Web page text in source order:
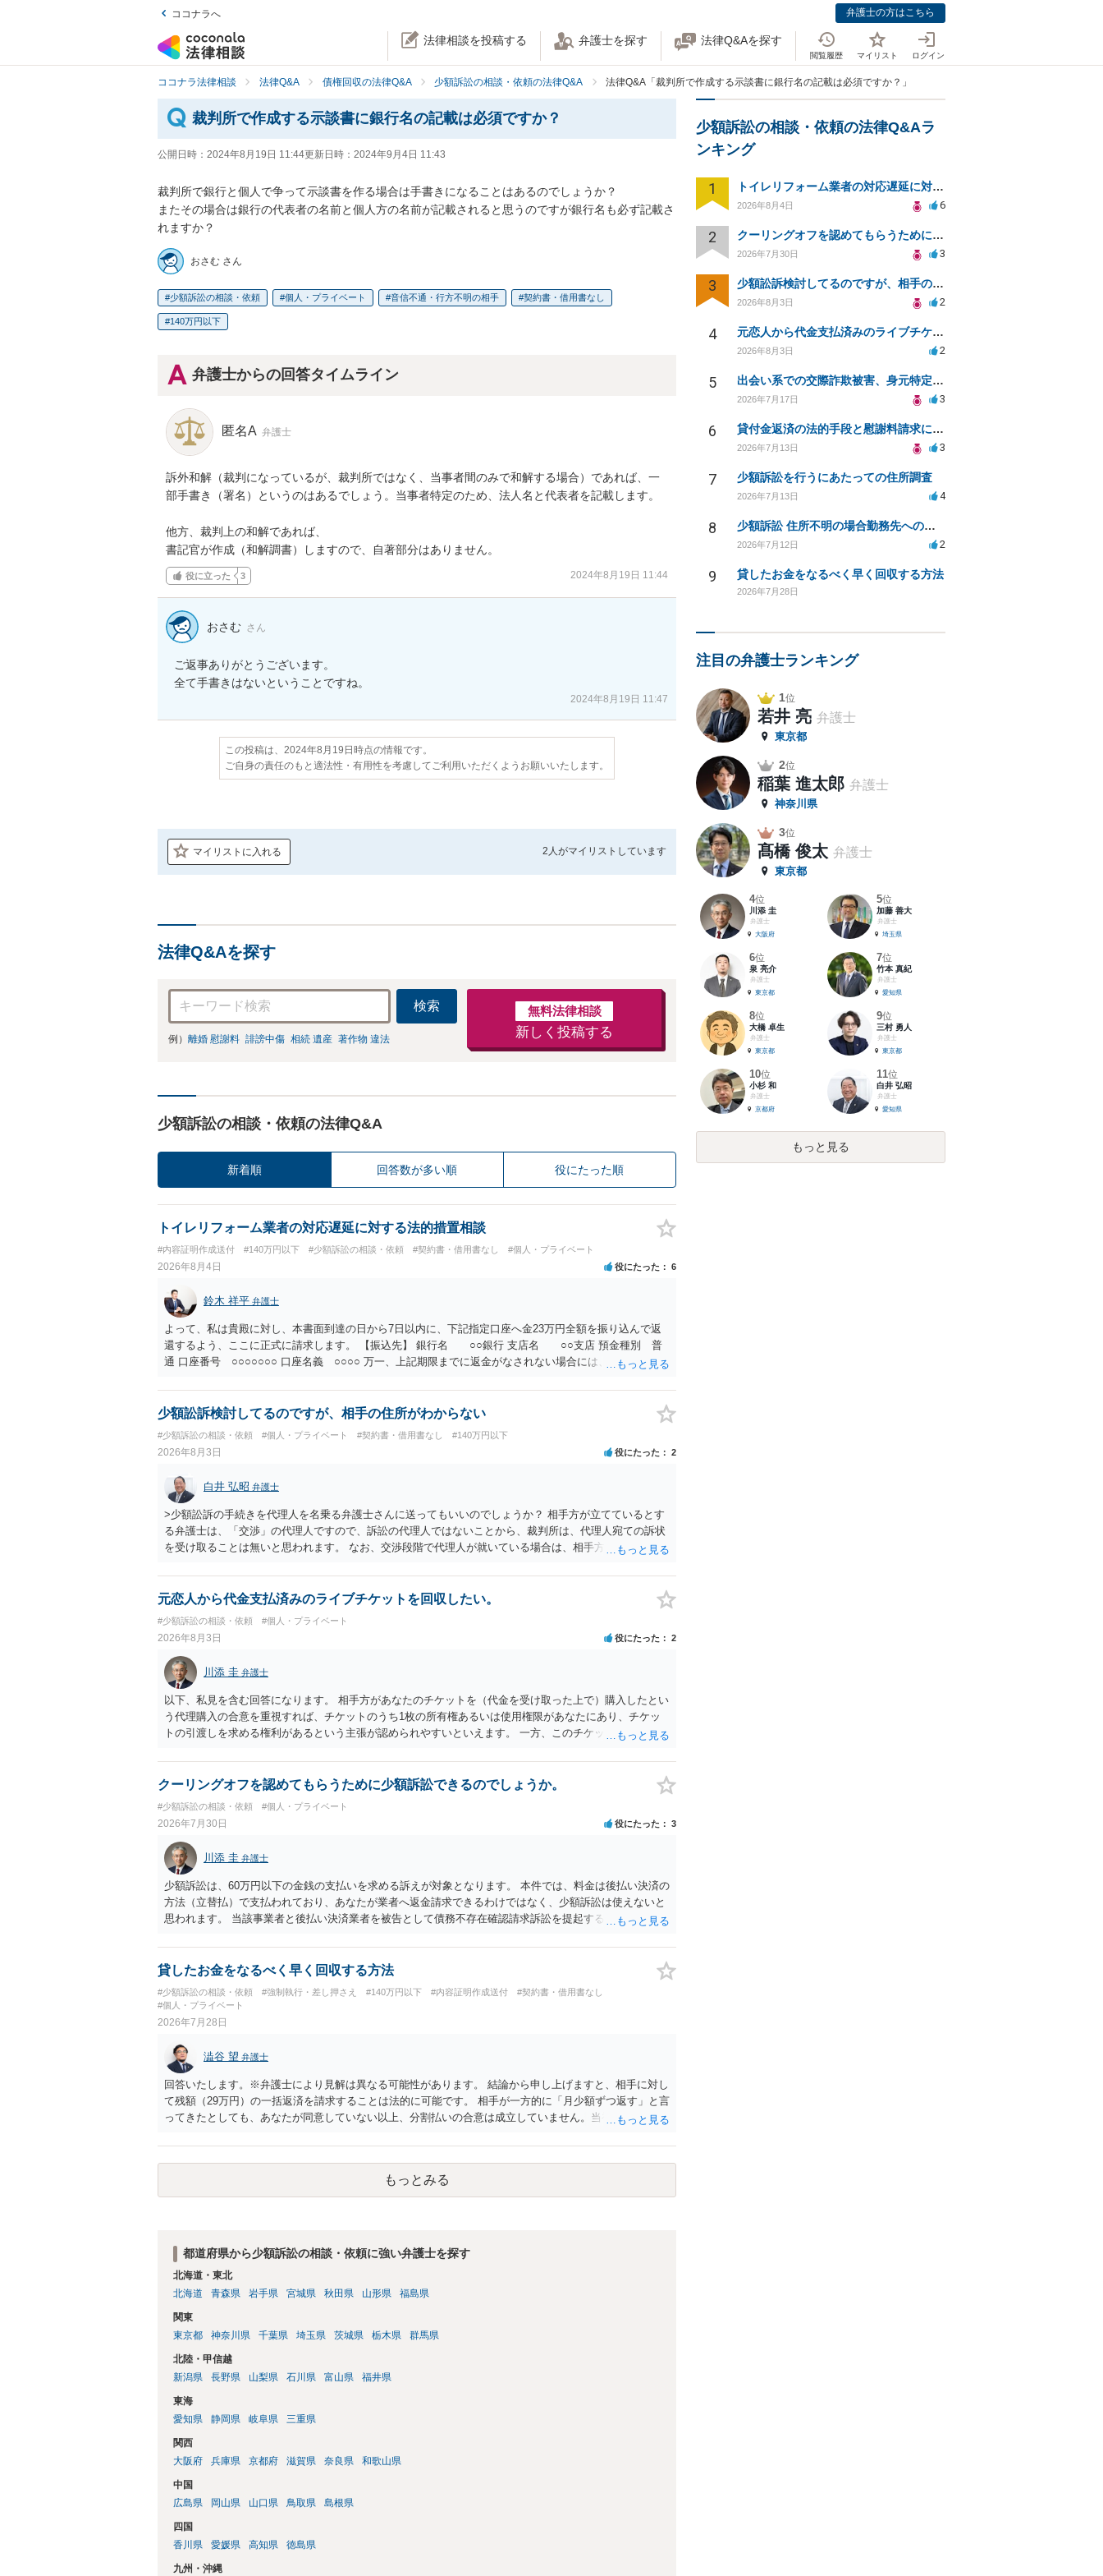
ココナラへ 弁護士の方はこちら
法律相談を投稿する 弁護士を探す 法律Q&Aを探す
閲覧履歴 マイリスト ログイン
ココナラ法律相談 法律Q&A 債権回収の法律Q&A 少額訴訟の相談・依頼の法律Q&A 法律Q&A「裁判所で作成する示談書に銀行名の記載は必須ですか？」
裁判所で作成する示談書に銀行名の記載は必須ですか？
公開日時： 2024年8月19日 11:44更新日時： 2024年9月4日 11:43
裁判所で銀行と個人で争って示談書を作る場合は手書きになることはあるのでしょうか？
またその場合は銀行の代表者の名前と個人方の名前が記載されると思うのですが銀行名も必ず記載さ
れますか？
おさむ さん
少額訴訟の相談・依頼 個人・プライベート 音信不通・行方不明の相手 契約書・借用書なし
140万円以下
弁護士からの回答タイムライン
匿名A 弁護士
訴外和解（裁判になっているが、裁判所ではなく、当事者間のみで和解する場合）であれば、一
部手書き（署名）というのはあるでしょう。当事者特定のため、法人名と代表者を記載します。
他方、裁判上の和解であれば、
書記官が作成（和解調書）しますので、自著部分はありません。
役に立った 3 2024年8月19日 11:44
おさむ さん
ご返事ありがとうございます。
全て手書きはないということですね。
2024年8月19日 11:47
この投稿は、2024年8月19日時点の情報です。
ご自身の責任のもと適法性・有用性を考慮してご利用いただくようお願いいたします。
マイリストに入れる 2人がマイリストしています
法律Q&Aを探す
検索
例） 離婚 慰謝料 誹謗中傷 相続 遺産 著作物 違法
無料法律相談
新しく投稿する
少額訴訟の相談・依頼の法律Q&A
新着順 回答数が多い順 役にたった順
トイレリフォーム業者の対応遅延に対する法的措置相談
#内容証明作成送付 #140万円以下 #少額訴訟の相談・依頼 #契約書・借用書なし #個人・プライベート
2026年8月4日 役にたった 6
鈴木 祥平 弁護士
よって、私は貴殿に対し、本書面到達の日から7日以内に、下記指定口座へ金23万円全額を振り込んで返
還するよう、ここに正式に請求します。 【振込先】 銀行名 ○○銀行 支店名 ○○支店 預金種別 普
通 口座番号 ○○○○○○○ 口座名義 ○○○○ 万一、上記期限までに返金がなされない場合には、貴殿には任
を求める民事訴訟、支払督促その他必要な法的手続を直ちに講じます。 その際には、訴訟に要する費用そ
の他法令上認められる金員についても併せて請求する予定ですので、あらかじめ申し添えます。 本件は、
との取引関係や返金時期などの内部事情は、私に対する返還義務の発生や履行時期には何ら影響を及ぼす
ものではありません。 これ以上、本件の解決を不必要に遅延させることなく、誠意をもって速やかに返金
手続を履行されるよう、強く求めます。 以上
少額訟訴検討してるのですが、相手の住所がわからない
#少額訴訟の相談・依頼 #個人・プライベート #契約書・借用書なし #140万円以下
2026年8月3日 役にたった 2
白井 弘昭 弁護士
>少額訟訴の手続きを代理人を名乗る弁護士さんに送ってもいいのでしょうか？ 相手方が立てているとす
る弁護士は、「交渉」の代理人ですので、訴訟の代理人ではないことから、裁判所は、代理人宛ての訴状
を受け取ることは無いと思われます。 なお、交渉段階で代理人が就いている場合は、相手方（被告）の住
合も）、裁判所が当該代理人弁護士に事前連絡し、引き続き訴訟も受任するかを聞いたうえで、受任の意
志が明らかになったところで、直接被告に送達するのではなく、代理人に訴状の受領を促すこともありま
０万円の請求で代理人弁護士に委任するかも疑わしいのですが）も住所は明らかにしないでしょう。 何か
本人を示す事実（振込先などの情報）から、相手の住所等の情報を割り出していくしかないように思えま
す。 以上、ご参考まで。
元恋人から代金支払済みのライブチケットを回収したい。
#少額訴訟の相談・依頼 #個人・プライベート
2026年8月3日 役にたった 2
川添 圭 弁護士
以下、私見を含む回答になります。 相手方があなたのチケットを（代金を受け取った上で）購入したとい
う代理購入の合意を重視すれば、チケットのうち1枚の所有権あるいは使用権限があなたにあり、チケッ
トの引渡しを求める権利があるという主張が認められやすいといえます。 一方、このチケット購入には
ば、交際を終了させたことにより「一緒に行く」という結果の実現に重大な障害が発生しており、当然に
チケットを引き渡すべきといえるかは微妙であり、むしろ返金すべきとするのが当事者の合理的意思に合
場合、交際を解消した2人が当日隣り合わせになることは避けたいという心理が働くことも無理からぬと
ころです。一方、チケットがエリア指定のアリーナ席であれば隣り合わせにならずに済むかもしれません
し、そのチケットが入手困難であったり特別席であったりすれば、判断は変わってくるかもしれません。
当該チケットがチケット転売防止法に規定する特定興行入場券に該当し、券面上使用者が指定されている
場合には、チケット引渡し以外に選択肢がない場合もあるでしょう。 このように、本件の紛争は、法的に
は「当事者の合理的意思」がどこにあるのかを追求した解決が必要になると思われます。なかなか難しい
問題なので、弁護士によっても回答は異なるかもしれません。
クーリングオフを認めてもらうために少額訴訟できるのでしょうか。
#少額訴訟の相談・依頼 #個人・プライベート
2026年7月30日 役にたった 3
川添 圭 弁護士
少額訴訟は、60万円以下の金銭の支払いを求める訴えが対象となります。 本件では、料金は後払い決済の
方法（立替払）で支払われており、あなたが業者へ返金請求できるわけではなく、少額訴訟は使えないと
思われます。 当該事業者と後払い決済業者を被告として債務不存在確認請求訴訟を提起することも考えら
書を送り、もし訴訟や支払督促を行ってきた場合には全面的に争う、というやり方がベターではないかと
思います。弁護士会の相談センター等で、消費者問題に強い弁護士（消費者保護委員会に所属しているな
貸したお金をなるべく早く回収する方法
#少額訴訟の相談・依頼 #強制執行・差し押さえ #140万円以下 #内容証明作成送付
#契約書・借用書なし
#個人・プライベート
2026年7月28日
澁谷 望 弁護士
回答いたします。※弁護士により見解は異なる可能性があります。 結論から申し上げますと、相手に対し
て残額（29万円）の一括返済を請求することは法的に可能です。 相手が一方的に「月少額ずつ返す」と言
ってきたとしても、あなたが同意していない以上、分割払いの合意は成立していません。当初の返済期日
す。 分割拒否と一括請求の通知：PayPayのメッセージ等で「分割払いには同意していないため、残額の
一括払いを求める」旨を明確に伝えます。 相手の本名・住所の確認：応じない場合に法的手段（少額訴訟
など）をとるには、相手の身元が必要です。分からない場合は、まず本名や住所の特定を進めてくださ
い。 相手が購入した高額商品（Switch2等）の事実も踏まえ、応じない場合は法的措置を辞さない姿勢で
もっとみる
都道府県から少額訴訟の相談・依頼に強い弁護士を探す
北海道・東北
北海道
青森県 岩手県 宮城県 秋田県 山形県 福島県
関東
東京都
神奈川県 千葉県 埼玉県 茨城県 栃木県 群馬県
北陸・甲信越
新潟県
長野県 山梨県 石川県 富山県 福井県
東海
愛知県
静岡県 岐阜県 三重県
関西
大阪府
兵庫県 京都府 滋賀県 奈良県 和歌山県
中国
広島県
岡山県 山口県 鳥取県 島根県
四国
香川県
愛媛県 高知県 徳島県
九州・沖縄
少額訴訟の相談・依頼の法律Q&Aラ
ンキング
1 トイレリフォーム業者の対応遅延に対する法的措置相談
2026年8月4日 6
2 クーリングオフを認めてもらうために少額訴訟できるのでしょうか。
2026年7月30日 3
3 少額訟訴検討してるのですが、相手の住所がわからない
2026年8月3日 2
4 元恋人から代金支払済みのライブチケットを回収したい。
2026年8月3日 2
5 出会い系での交際詐欺被害、身元特定と返金請求の方法は？
2026年7月17日 3
6 貸付金返済の法的手段と慰謝料請求について
2026年7月13日 3
7 少額訴訟を行うにあたっての住所調査
2026年7月13日 4
8 少額訴訟 住所不明の場合勤務先への書類送達は可能？
2026年7月12日 2
9 貸したお金をなるべく早く回収する方法
2026年7月28日
注目の弁護士ランキング
1位
若井 亮 弁護士
東京都
2位
稲葉 進太郎 弁護士
神奈川県
3位
髙橋 俊太 弁護士
東京都
4位
川添 圭
弁護士
大阪府
5位
加藤 善大
弁護士
埼玉県
6位
泉 亮介
弁護士
東京都
7位
竹本 真紀
弁護士
愛知県
8位
大橋 卓生
弁護士
東京都
9位
三村 勇人
弁護士
東京都
10位
小杉 和
弁護士
京都府
11位
白井 弘昭
弁護士
愛知県
もっと見る